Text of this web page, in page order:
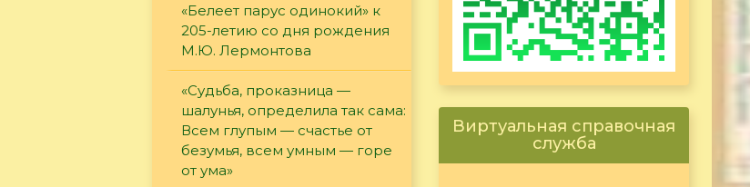
«Белеет парус одинокий» к
205-летию со дня рождения
М.Ю. Лермонтова
«Судьба, проказница —
шалунья, определила так сама:
Всем глупым — счастье от
безумья, всем умным — горе
от ума»
Виртуальная справочная
служба